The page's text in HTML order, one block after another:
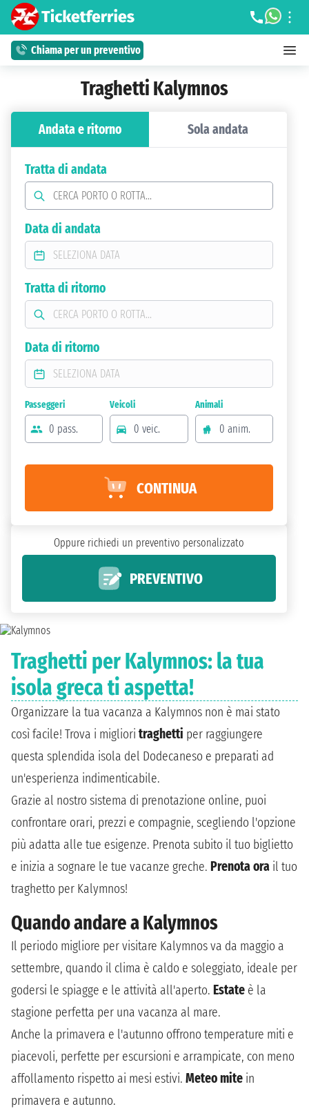
Chiama per un preventivo
Traghetti Kalymnos
Traghetti per Kalymnos: la tua
isola greca ti aspetta!
Organizzare la tua vacanza a Kalymnos non è mai stato
così facile! Trova i migliori traghetti per raggiungere
questa splendida isola del Dodecaneso e preparati ad
un'esperienza indimenticabile.
Grazie al nostro sistema di prenotazione online, puoi
confrontare orari, prezzi e compagnie, scegliendo l'opzione
più adatta alle tue esigenze. Prenota subito il tuo biglietto
e inizia a sognare le tue vacanze greche. Prenota ora il tuo
traghetto per Kalymnos!
Quando andare a Kalymnos
Il periodo migliore per visitare Kalymnos va da maggio a
settembre, quando il clima è caldo e soleggiato, ideale per
godersi le spiagge e le attività all'aperto. Estate è la
stagione perfetta per una vacanza al mare.
Anche la primavera e l'autunno offrono temperature miti e
piacevoli, perfette per escursioni e arrampicate, con meno
affollamento rispetto ai mesi estivi. Meteo mite in
primavera e autunno.
Andata e ritorno Sola andata
Tratta di andata
Data di andata
Tratta di ritorno
Data di ritorno
Passeggeri
0 pass.
Veicoli
0 veic.
Animali
0 anim.
CONTINUA
Oppure richiedi un preventivo personalizzato
PREVENTIVO